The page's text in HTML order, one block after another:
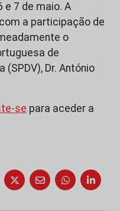
e 7 de maio. A
a participação de
o
de
(SPDV), Dr. António
se para aceder a